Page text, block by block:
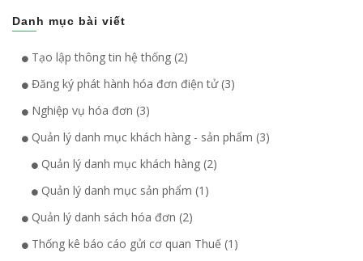
Danh mục bài viết
Tạo lập thông tin hệ thống (2)
Đăng ký phát hành hóa đơn điện tử (3)
Nghiệp vụ hóa đơn (3)
Quản lý danh mục khách hàng - sản phẩm (3)
Quản lý danh mục khách hàng (2)
Quản lý danh mục sản phẩm (1)
Quản lý danh sách hóa đơn (2)
Thống kê báo cáo gửi cơ quan Thuế (1)